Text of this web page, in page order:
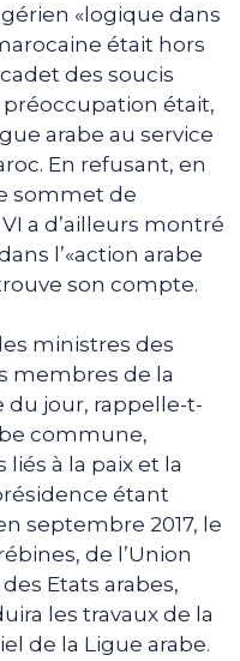
«logique dans
était hors
des soucis
préoccupation était,
arabe au service
En refusant, en
sommet de
a d’ailleurs montré
l’«action arabe
son compte.
ministres des
membres de la
du jour, rappelle-t-
commune,
à la paix et la
étant
septembre 2017, le
de l’Union
Etats arabes,
les travaux de la
de la Ligue arabe.